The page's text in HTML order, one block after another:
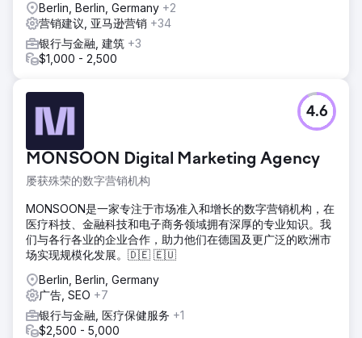
Berlin, Berlin, Germany +2
营销建议, 亚马逊营销 +34
银行与金融, 建筑 +3
$1,000 - 2,500
MONSOON Digital Marketing Agency
屡获殊荣的数字营销机构
4.6
MONSOON是一家专注于市场准入和增长的数字营销机构，在
医疗科技、金融科技和电子商务领域拥有深厚的专业知识。我
们与各行各业的企业合作，助力他们在德国及更广泛的欧洲市
场实现规模化发展。🇩🇪 🇪🇺
Berlin, Berlin, Germany
广告, SEO +7
银行与金融, 医疗保健服务 +1
$2,500 - 5,000